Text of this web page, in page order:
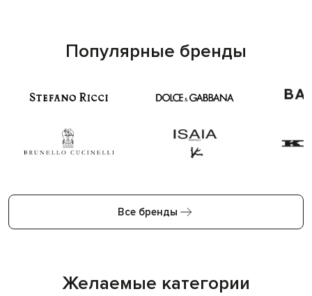
Популярные бренды
Все бренды
Желаемые категории